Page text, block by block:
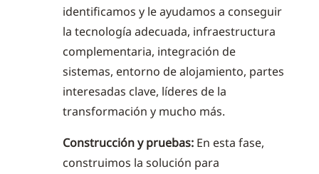
identificamos y le ayudamos a conseguir
la tecnología adecuada, infraestructura
complementaria, integración de
sistemas, entorno de alojamiento, partes
interesadas clave, líderes de la
transformación y mucho más.
Construcción y pruebas: En esta fase,
construimos la solución para